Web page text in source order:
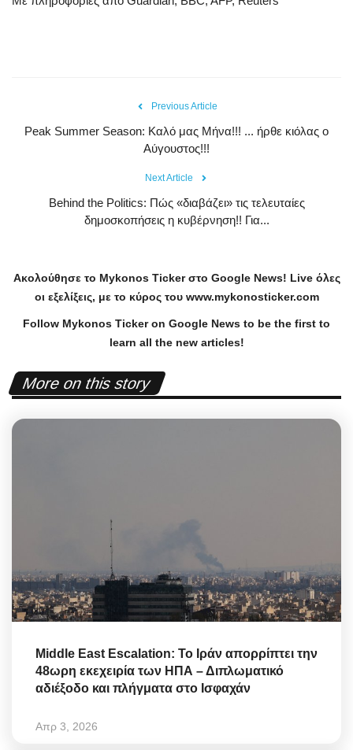
Previous Article
Peak Summer Season: Kαλό μας Μήνα!!! ... ήρθε κιόλας ο
Αύγουστος!!!
Next Article
Behind the Politics: Πώς «διαβάζει» τις τελευταίες
δημοσκοπήσεις η κυβέρνηση!! Για...
Ακολούθησε το Mykonos Tickerστο Google News! Liveόλες
οι εξελίξεις, με το κύρος του www.mykonosticker.com
Follow Mykonos Ticker on Google News to be the first to
learn all the new articles!
More on this story
Middle East Escalation: Το Ιράν απορρίπτει την
48ωρη εκεχειρία των ΗΠΑ – Διπλωματικό
αδιέξοδο και πλήγματα στο Ισφαχάν
Απρ 3, 2026